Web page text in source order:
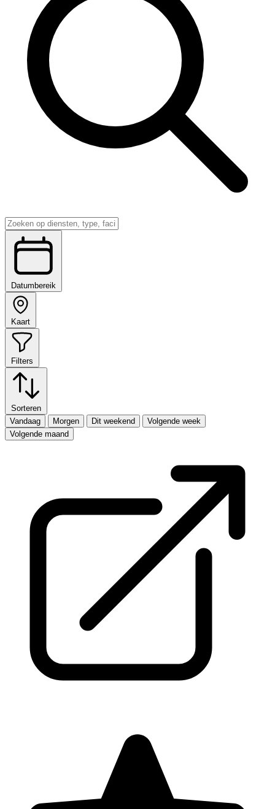
Datumbereik
Kaart
Filters
Sorteren
Vandaag
Morgen Dit weekend
Volgende week
Volgende maand